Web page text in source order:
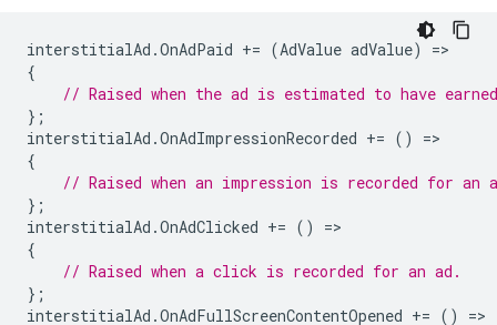
interstitialAd .OnAdPaid += (AdValue adValue) =
{
// Raised when the ad is estimated to have
};
interstitialAd .OnAdImpressionRecorded += () =
{
// Raised when an impression is recorded for an
};
interstitialAd .OnAdClicked += () =
{
// Raised when a click is recorded for an ad.
};
interstitialAd .OnAdFullScreenContentOpened += () =